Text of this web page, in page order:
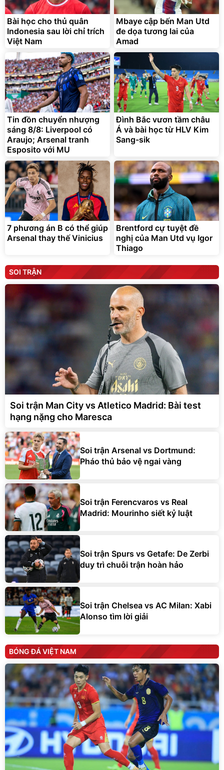
Bài học cho thủ quân
Indonesia sau lời chỉ trích
Việt Nam
Mbaye cập bến Man Utd
đe dọa tương lai của
Amad
Tin đồn chuyển nhượng
sáng 8/8: Liverpool có
Araujo; Arsenal tranh
Esposito với MU
Đình Bắc vươn tầm châu
Á và bài học từ HLV Kim
Sang-sik
7 phương án B có thể giúp
Arsenal thay thế Vinicius
Brentford cự tuyệt đề
nghị của Man Utd vụ Igor
Thiago
SOI TRẬN
Soi trận Man City vs Atletico Madrid: Bài test
hạng nặng cho Maresca
Soi trận Arsenal vs Dortmund:
Pháo thủ bảo vệ ngai vàng
Soi trận Ferencvaros vs Real
Madrid: Mourinho siết kỷ luật
Soi trận Spurs vs Getafe: De Zerbi
duy trì chuỗi trận hoàn hảo
Soi trận Chelsea vs AC Milan: Xabi
Alonso tìm lời giải
BÓNG ĐÁ VIỆT NAM